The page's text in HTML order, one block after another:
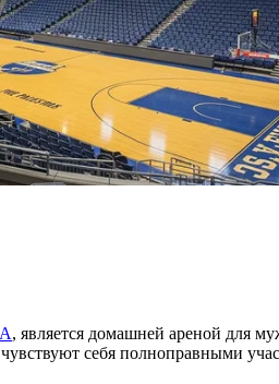
, является домашней ареной для
себя полноправными